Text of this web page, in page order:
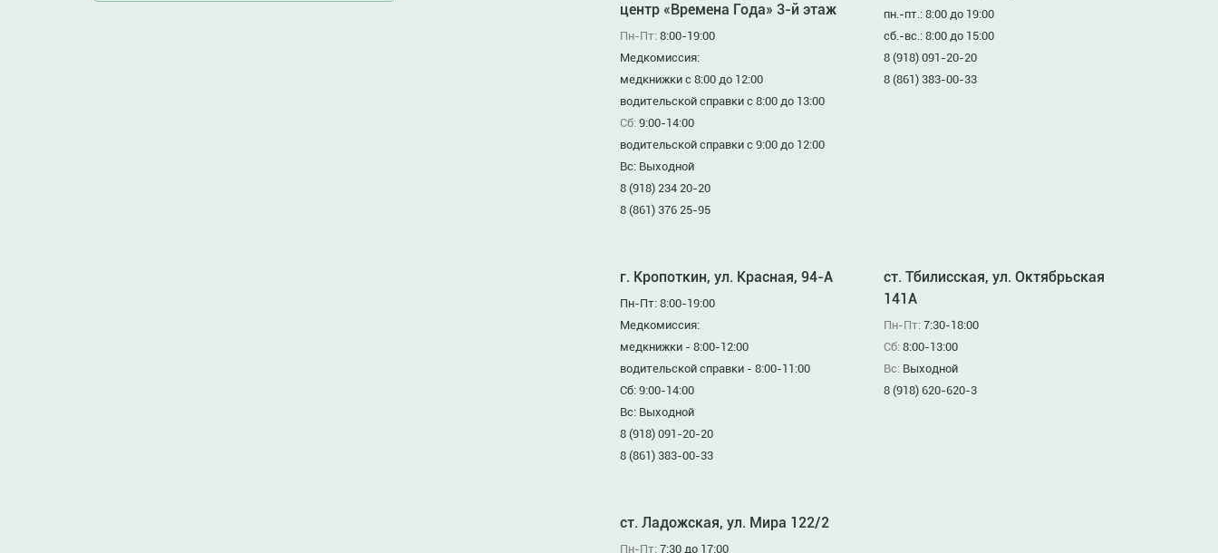
центр «Времена Года» 3-й этаж
Пн-Пт: 8:00-19:00
Медкомиссия:
медкнижки с 8:00 до 12:00
водительской справки с 8:00 до 13:00
Сб: 9:00-14:00
водительской справки с 9:00 до 12:00
Вс: Выходной
8 (918) 234 20-20
8 (861) 376 25-95
пн.-пт.: 8:00 до 19:00
сб.-вс.: 8:00 до 15:00
8 (918) 091-20-20
8 (861) 383-00-33
г. Кропоткин, ул. Красная, 94-А
Пн-Пт: 8:00-19:00
Медкомиссия:
медкнижки - 8:00-12:00
водительской справки - 8:00-11:00
Сб: 9:00-14:00
Вс: Выходной
8 (918) 091-20-20
8 (861) 383-00-33
ст. Тбилисская, ул. Октябрьская
141А
Пн-Пт: 7:30-18:00
Сб: 8:00-13:00
Вс: Выходной
8 (918) 620-620-3
ст. Ладожская, ул. Мира 122/2
Пн-Пт: 7:30 до 17:00